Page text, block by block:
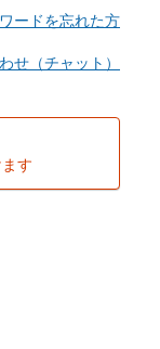
ードを忘れた方
せ（チャット）
す